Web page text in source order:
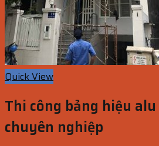
Quick View
Thi công bảng hiệu
chuyên nghiệp